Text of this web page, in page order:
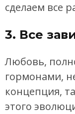
сделаем все
3. Все
Любовь,
гормонами,
концепция,
этого